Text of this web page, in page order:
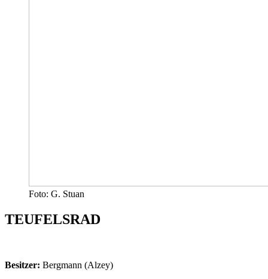
Foto: G. Stuan
TEUFELSRAD
Besitzer: Bergmann (Alzey)